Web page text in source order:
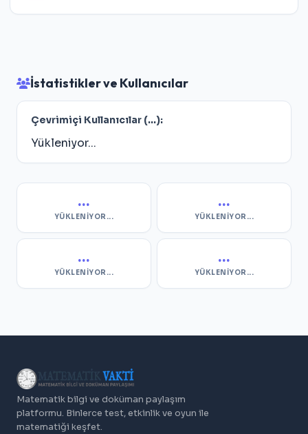
İstatistikler ve Kullanıcılar
Çevrimiçi Kullanıcılar (...):
Yükleniyor...
...
YÜKLENIYOR...
...
YÜKLENIYOR...
...
YÜKLENIYOR...
...
YÜKLENIYOR...
Matematik bilgi ve doküman paylaşım
platformu. Binlerce test, etkinlik ve oyun ile
matematiği keşfet.